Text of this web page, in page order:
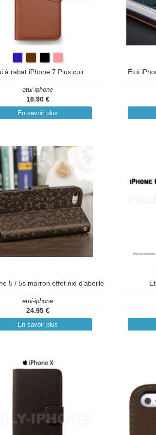
à rabat iPhone 7 Plus cuir
etui-iphone
18.90 €
En savoir plus
Étui
5 / 5s marron effet nid d’abeille
etui-iphone
24.95 €
En savoir plus